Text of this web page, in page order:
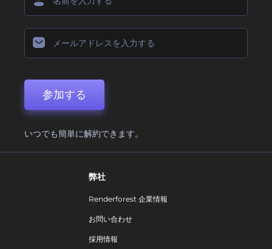
参加する
いつでも簡単に解約できます。
弊社
Renderforest 企業情報
お問い合わせ
採用情報